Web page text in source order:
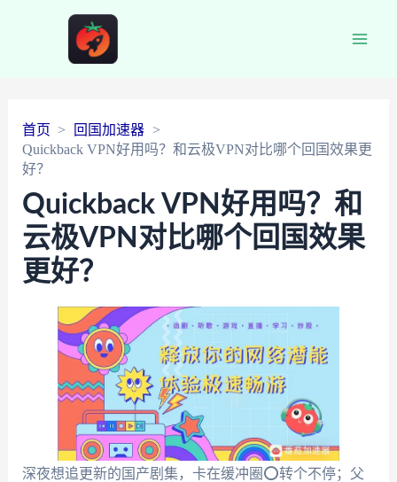
首页
回国加速器
Quickback VPN好用吗？和云极VPN对比哪个回国效果更
好？
Quickback VPN好用吗？和
云极VPN对比哪个回国效果
更好？
深夜想追更新的国产剧集，卡在缓冲圈⭕️转个不停；父